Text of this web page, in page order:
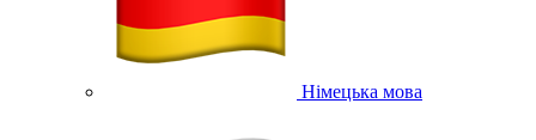
Німецька мова